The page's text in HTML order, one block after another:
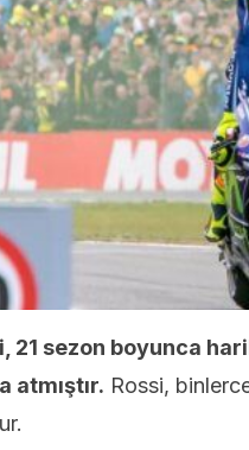
21 sezon boyunca
atmıştır. Rossi,